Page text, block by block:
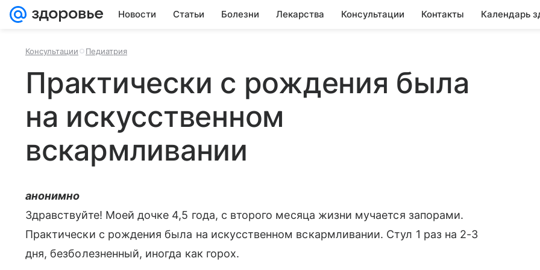
Новости Статьи Болезни Лекарства Консультации Контакты Календарь
Консультации Педиатрия
Практически с рождения была
на искусственном
вскармливании
анонимно
Здравствуйте! Моей дочке 4,5 года, с второго месяца жизни мучается запорами.
Практически с рождения была на искусственном вскармливании. Стул 1 раз на 2-3
дня, безболезненный, иногда как горох.